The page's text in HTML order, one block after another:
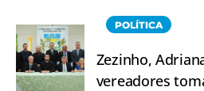
POLÍTICA
Zezinho,
vereadores